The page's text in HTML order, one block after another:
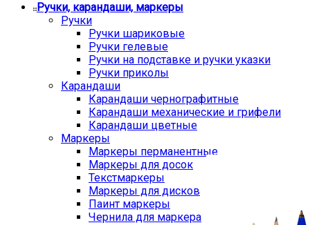
Ручки, карандаши, маркеры
Ручки
Ручки шариковые
Ручки гелевые
Ручки на подставке и ручки указки
Ручки приколы
Карандаши
Карандаши чернографитные
Карандаши механические и грифели
Карандаши цветные
Маркеры
Маркеры перманентные
Маркеры для досок
Текстмаркеры
Маркеры для дисков
Паинт маркеры
Чернила для маркера